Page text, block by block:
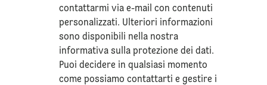
contattarmi via e-mail con contenuti
personalizzati. Ulteriori informazioni
sono disponibili nella nostra
informativa sullaprotezione dei dati.
Puoi decidere in qualsiasi momento
come possiamo contattarti e gestire i